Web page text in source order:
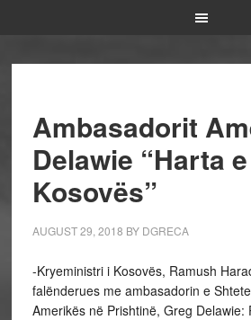
Ambasadorit
Delawie “Harta
Kosovës”
AUGUST 29, 2018 BY DGRECA
-Kryeministri i Kosovës, Ramush
falënderues me ambasadorin e
Amerikës në Prishtinë, Greg Delawie: